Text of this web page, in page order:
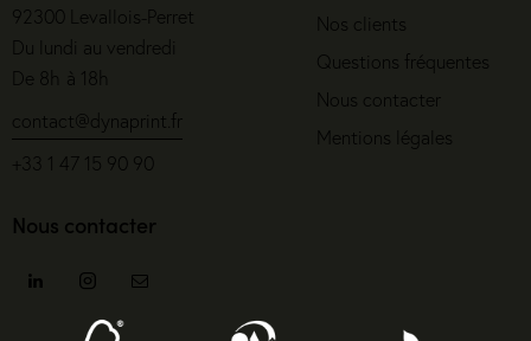
92300 Levallois-Perret
Du lundi au vendredi
De 8h à 18h
contact@dynaprint.fr
+33 1 47 15 90 90
Nos clients
Questions fréquentes
Nous contacter
Mentions légales
Nous contacter